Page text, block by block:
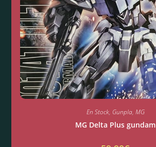
En Stock, Gunpla, MG
MG Delta Plus gundam